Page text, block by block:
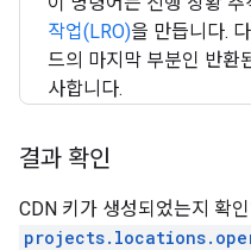
작업(LRO)을 만듭니다.
드의 마지막 부분인 반환
사합니다.
결과 확인
CDN 키가 생성되었는지 확